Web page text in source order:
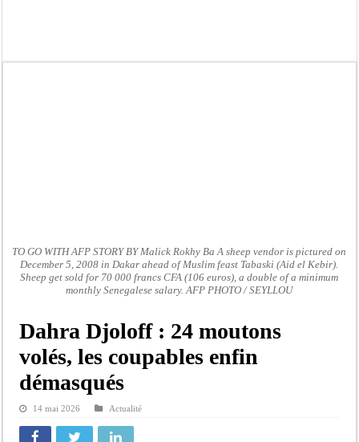
TO GO WITH AFP STORY BY Malick Rokhy Ba A sheep vendor is pictured on
December 5, 2008 in Dakar ahead of Muslim feast Tabaski (Aid el Kebir).
Sheep get sold for 70 000 francs CFA (106 euros), a double of a minimum
monthly Senegalese salary. AFP PHOTO / SEYLLOU
Dahra Djoloff : 24 moutons
volés, les coupables enfin
démasqués
14 mai 2026 Actualité